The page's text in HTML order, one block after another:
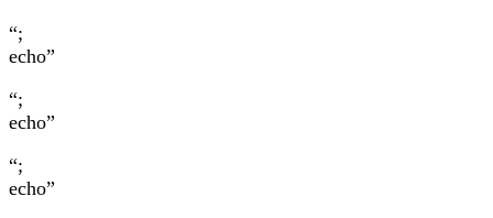
“;
echo”
“;
echo”
“;
echo”